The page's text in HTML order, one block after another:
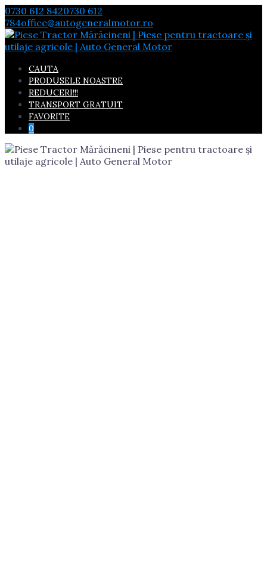
Skip
to
content
0730 612 8420730 612
784office@autogeneralmotor.ro
CAUTA
PRODUSELE NOASTRE
REDUCERI!!!
TRANSPORT GRATUIT
FAVORITE
0